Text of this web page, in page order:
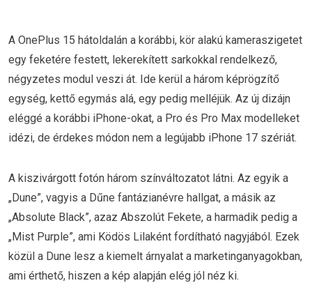
A OnePlus 15 hátoldalán a korábbi, kör alakú kameraszigetet
egy feketére festett, lekerekített sarkokkal rendelkező,
négyzetes modul veszi át. Ide kerül a három képrögzítő
egység, kettő egymás alá, egy pedig melléjük. Az új dizájn
eléggé a korábbi iPhone-okat, a Pro és Pro Max modelleket
idézi, de érdekes módon nem a legújabb iPhone 17 szériát.
A kiszivárgott fotón három színváltozatot látni. Az egyik a
„Dune”, vagyis a Dűne fantázianévre hallgat, a másik az
„Absolute Black”, azaz Abszolút Fekete, a harmadik pedig a
„Mist Purple”, ami Ködös Lilaként fordítható nagyjából. Ezek
közül a Dune lesz a kiemelt árnyalat a marketinganyagokban,
ami érthető, hiszen a kép alapján elég jól néz ki.